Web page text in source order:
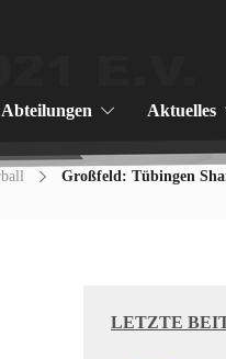
Abteilungen Aktuelles
Großfeld: Tübingen
LETZTE